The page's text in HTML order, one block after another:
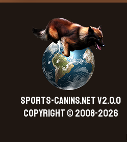
SPORTS-CANINS.NET V2.0.0
Copyright © 2008-2026